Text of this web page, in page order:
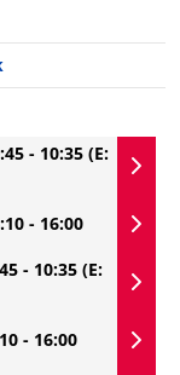
- 10:35 (E:
- 16:00
- 10:35 (E:
- 16:00